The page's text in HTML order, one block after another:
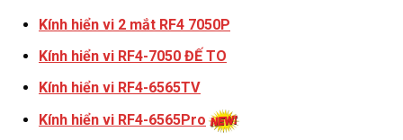
Kính hiển vi 2 mắt RF4 7050P
Kính hiển vi RF4-7050 ĐẾ TO
Kính hiển vi RF4-6565TV
Kính hiển vi RF4-6565Pro